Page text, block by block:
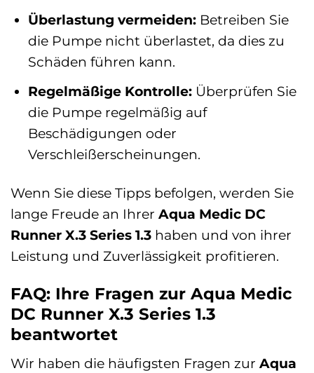
Überlastung vermeiden:Betreiben Sie
die Pumpe nicht überlastet, da dies zu
Schäden führen kann.
Regelmäßige Kontrolle:Überprüfen Sie
die Pumpe regelmäßig auf
Beschädigungen oder
Verschleißerscheinungen.
Wenn Sie diese Tipps befolgen, werden Sie
lange Freude an Ihrer Aqua Medic DC
Runner X.3 Series 1.3 haben und von ihrer
Leistung und Zuverlässigkeit profitieren.
FAQ: Ihre Fragen zur Aqua Medic
DC Runner X.3 Series 1.3
beantwortet
Wir haben die häufigsten Fragen zur Aqua